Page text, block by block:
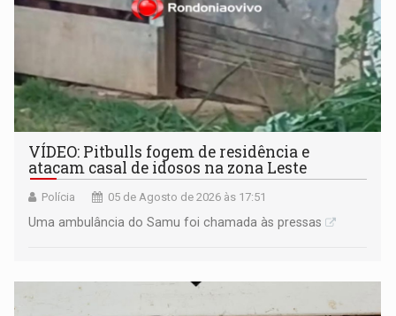
VÍDEO: Pitbulls fogem de residência e
atacam casal de idosos na zona Leste
Polícia 05 de Agosto de 2026 às 17:51
Uma ambulância do Samu foi chamada às pressas